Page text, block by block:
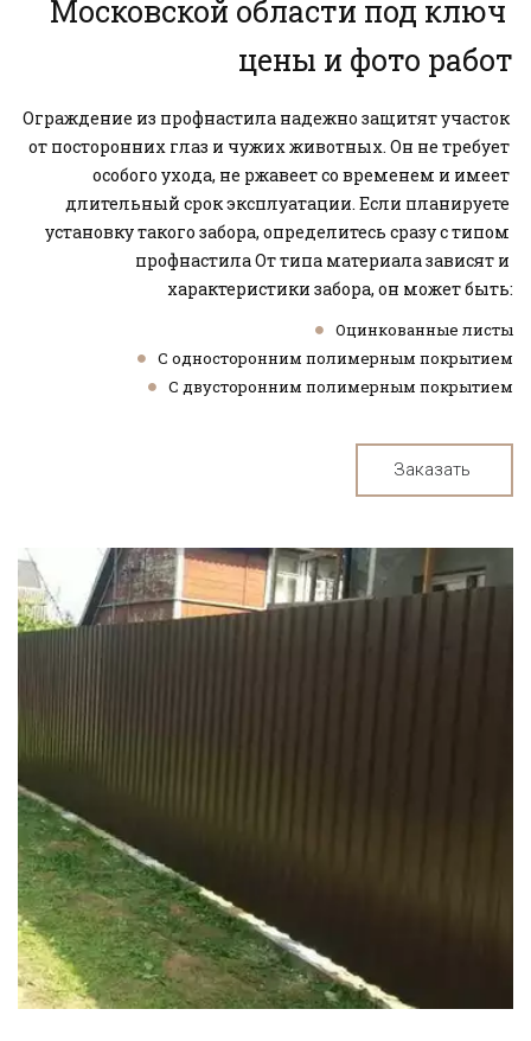
Московской области под ключ
цены и фото работ
Ограждение из профнастила надежно защитят участок
от посторонних глаз и чужих животных. Он не требует
особого ухода, не ржавеет со временем и имеет
длительный срок эксплуатации. Если планируете
установку такого забора, определитесь сразу с типом
профнастила От типа материала зависят и
характеристики забора, он может быть:
Оцинкованные листы
С односторонним полимерным покрытием
С двусторонним полимерным покрытием
Заказать